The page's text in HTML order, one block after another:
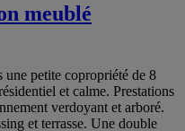
meublé
une petite copropriété de 8
et calme. Prestations
verdoyant et arboré.
et terrasse. Une double